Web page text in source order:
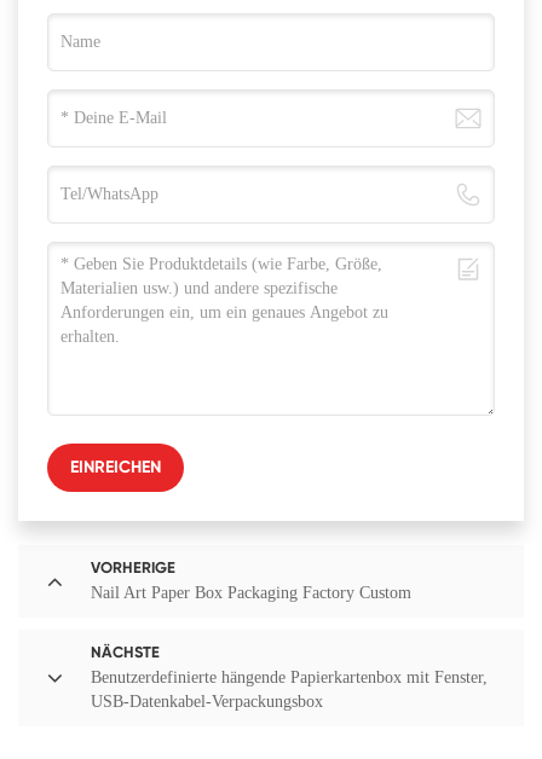
EINREICHEN
VORHERIGE
Nail Art Paper Box Packaging Factory Custom
NÄCHSTE
Benutzerdefinierte hängende Papierkartenbox mit Fenster,
USB-Datenkabel-Verpackungsbox